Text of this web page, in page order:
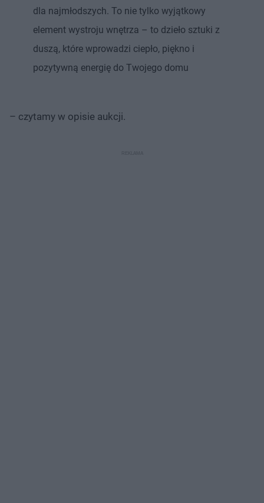
dla najmłodszych. To nie tylko wyjątkowy
element wystroju wnętrza – to dzieło sztuki z
duszą, które wprowadzi ciepło, piękno i
pozytywną energię do Twojego domu
– czytamy w opisie aukcji.